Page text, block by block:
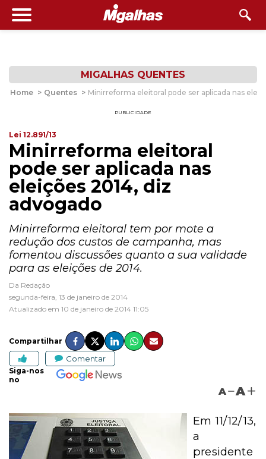
MIGALHAS QUENTES
Home > Quentes > Minirreforma eleitoral pode ser aplicada nas
PUBLICIDADE
Lei 12.891/13
Minirreforma eleitoral
pode ser aplicada nas
eleições 2014, diz
advogado
Minirreforma eleitoral tem por mote a
redução dos custos de campanha, mas
fomentou discussões quanto a sua validade
para as eleições de 2014.
Da Redação
segunda-feira, 13 de janeiro de 2014
Atualizado em 10 de janeiro de 2014 11:05
Compartilhar
Comentar
Siga-nos
no
A A
Em 11/12/13,
a
presidente